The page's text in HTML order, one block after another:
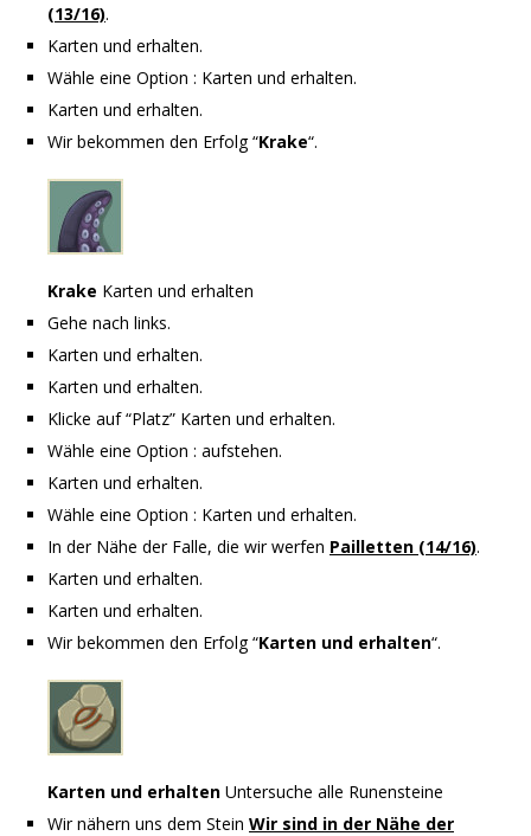
(13/16).
Karten und erhalten.
Wähle eine Option : Karten und erhalten.
Karten und erhalten.
Wir bekommen den Erfolg “Krake“.
Krake Karten und erhalten
Gehe nach links.
Karten und erhalten.
Karten und erhalten.
Klicke auf “Platz” Karten und erhalten.
Wähle eine Option : aufstehen.
Karten und erhalten.
Wähle eine Option : Karten und erhalten.
In der Nähe der Falle, die wir werfen Pailletten (14/16).
Karten und erhalten.
Karten und erhalten.
Wir bekommen den Erfolg “Karten und erhalten“.
Karten und erhalten Untersuche alle Runensteine
Wir nähern uns dem Stein Wir sind in der Nähe der